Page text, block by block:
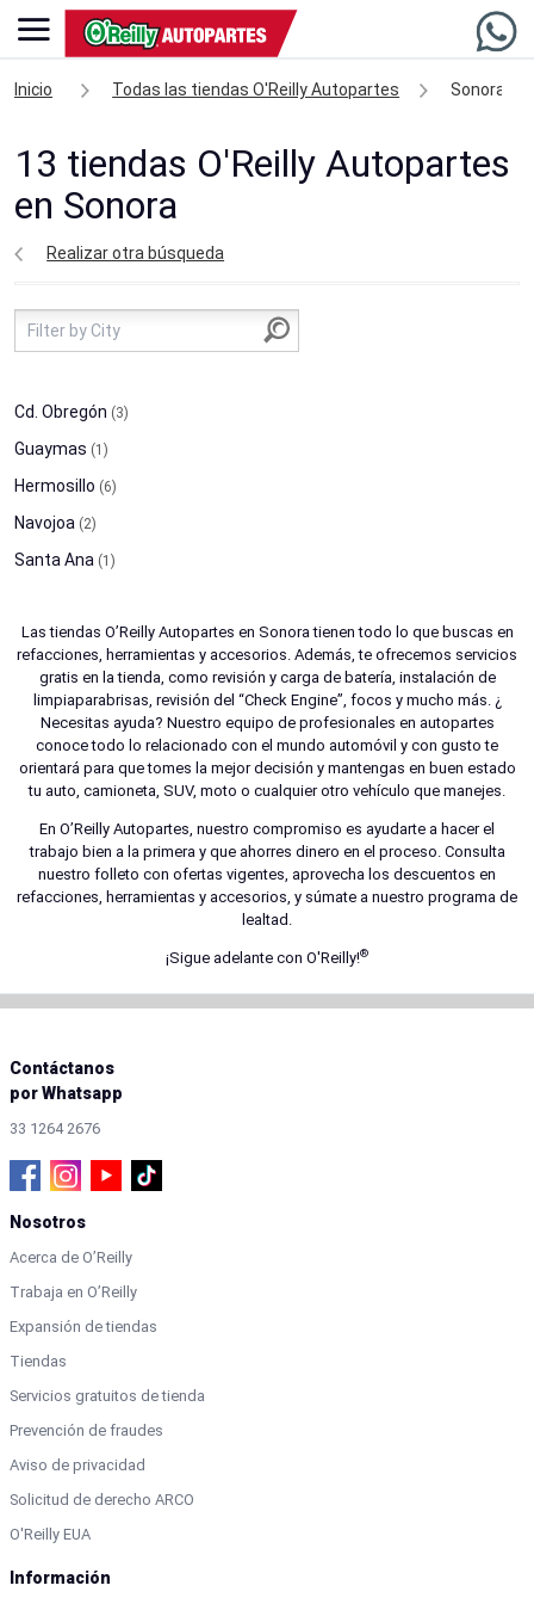
Inicio Todas las tiendas O'Reilly Autopartes Sonora
13 tiendas O'Reilly Autopartes
en Sonora
Realizar otra búsqueda
Cd. Obregón (3)
Guaymas (1)
Hermosillo (6)
Navojoa (2)
Santa Ana (1)
Las tiendas O’Reilly Autopartes en Sonora tienen todo lo que buscas en
refacciones, herramientas y accesorios. Además, te ofrecemos servicios
gratis en la tienda, como revisión y carga de batería, instalación de
limpiaparabrisas, revisión del “Check Engine”, focos y mucho más. ¿
Necesitas ayuda? Nuestro equipo de profesionales en autopartes
conoce todo lo relacionado con el mundo automóvil y con gusto te
orientará para que tomes la mejor decisión y mantengas en buen estado
tu auto, camioneta, SUV, moto o cualquier otro vehículo que manejes.
En O’Reilly Autopartes, nuestro compromiso es ayudarte a hacer el
trabajo bien a la primera y que ahorres dinero en el proceso. Consulta
nuestro folleto con ofertas vigentes, aprovecha los descuentos en
refacciones, herramientas y accesorios, y súmate a nuestro programa de
lealtad.
¡Sigue adelante con O'Reilly!®
Contáctanos
por Whatsapp
33 1264 2676
Nosotros
Acerca de O’Reilly
Trabaja en O’Reilly
Expansión de tiendas
Tiendas
Servicios gratuitos de tienda
Prevención de fraudes
Aviso de privacidad
Solicitud de derecho ARCO
O'Reilly EUA
Información